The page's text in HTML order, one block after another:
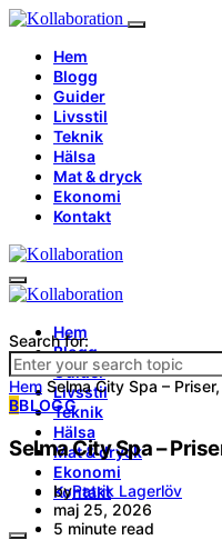
Hem
Blogg
Guider
Livsstil
Teknik
Hälsa
Mat & dryck
Ekonomi
Kontakt
Hem
Blogg
Guider
Livsstil
Teknik
Hälsa
Mat & dryck
Ekonomi
Kontakt
Search for:
Hem Selma City Spa –
BBLOGG
Selma City Spa –
byPatrik Lagerlöv
maj 25, 2026
5 minute read